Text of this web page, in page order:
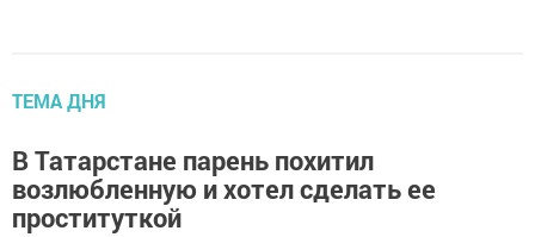
ТЕМА ДНЯ
В Татарстане парень похитил
возлюбленную и хотел сделать ее
проституткой